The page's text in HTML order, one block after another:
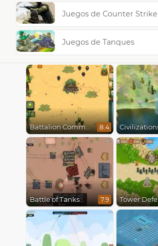
Juegos de Counter Strike
Juegos de Tanques
Battalion Commander 8.4
Battle of Tanks 7.9 Tower